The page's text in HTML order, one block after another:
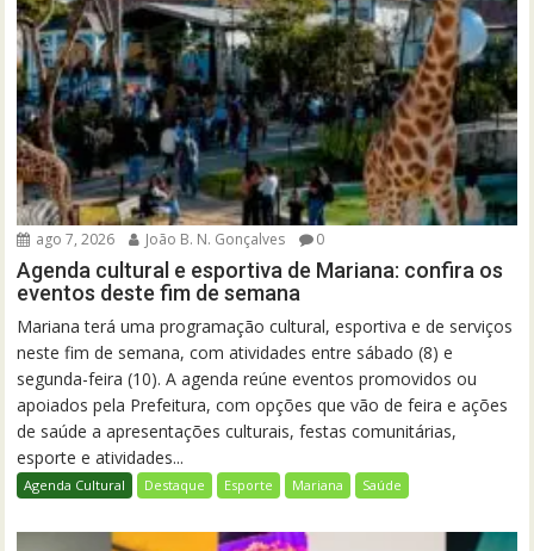
ago 7, 2026 João B. N. Gonçalves 0
Agenda cultural e esportiva de Mariana: confira os
eventos deste fim de semana
Mariana terá uma programação cultural, esportiva e de serviços
neste fim de semana, com atividades entre sábado (8) e
segunda-feira (10). A agenda reúne eventos promovidos ou
apoiados pela Prefeitura, com opções que vão de feira e ações
de saúde a apresentações culturais, festas comunitárias,
esporte e atividades...
Agenda Cultural Destaque Esporte Mariana Saúde